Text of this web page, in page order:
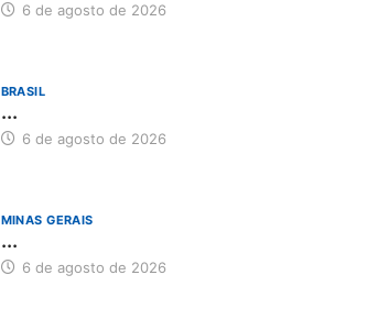
6 de agosto de 2026
BRASIL
...
6 de agosto de 2026
MINAS GERAIS
...
6 de agosto de 2026